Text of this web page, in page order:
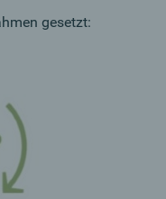
gesetzt: